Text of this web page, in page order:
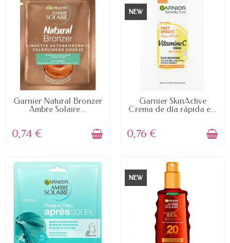
AVAILABLE
Garnier Natural Bronzer
Ambre Solaire...
0,74 €
NEW
AVAILABLE
Garnier SkinActive
Crema de día rápida e...
0,76 €
NEW